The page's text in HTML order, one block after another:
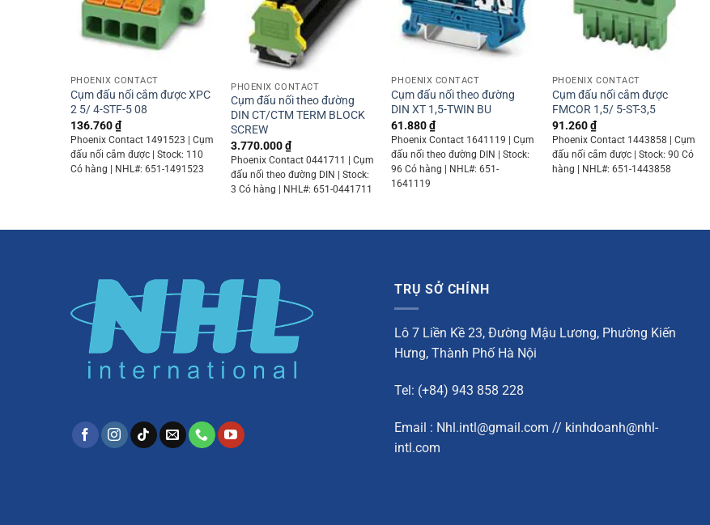
PHOENIX CONTACT
Cụm đấu nối cắm được XPC
2 5/ 4-STF-5 08
136.760₫
Phoenix Contact 1491523 | Cụm
đấu nối cắm được | Stock: 110
Có hàng | NHL#: 651-1491523
PHOENIX CONTACT
Cụm đấu nối theo đường
DIN CT/CTM TERM BLOCK
SCREW
3.770.000₫
Phoenix Contact 0441711 | Cụm
đấu nối theo đường DIN | Stock:
3 Có hàng | NHL#: 651-0441711
PHOENIX CONTACT
Cụm đấu nối theo đường
DIN XT 1,5-TWIN BU
61.880₫
Phoenix Contact 1641119 | Cụm
đấu nối theo đường DIN | Stock:
96 Có hàng | NHL#: 651-
1641119
PHOENIX CONTACT
Cụm đấu nối cắm được
FMCOR 1,5/ 5-ST-3,5
91.260₫
Phoenix Contact 1443858 | Cụm
đấu nối cắm được | Stock: 90 Có
hàng | NHL#: 651-1443858
TRỤ SỞ CHÍNH
Lô 7 Liền Kề 23, Đường Mậu Lương, Phường Kiến
Hưng, Thành Phố Hà Nội
Tel: (+84) 943 858 228
Email : Nhl.intl@gmail.com // kinhdoanh@nhl-
intl.com